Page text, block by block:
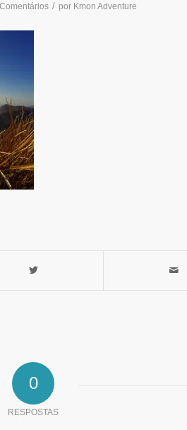
/ por Kmon Adventure
0
RESPOSTAS